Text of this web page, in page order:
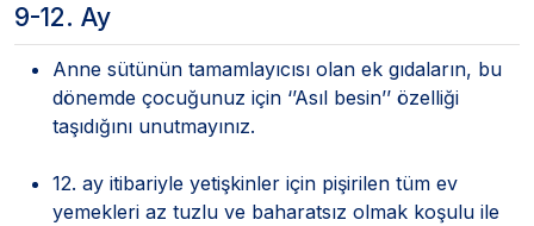
9-12. Ay
Anne sütünün tamamlayıcısı olan ek gıdaların, bu
dönemde çocuğunuz için ‘’Asıl besin’’ özelliği
taşıdığını unutmayınız.
12. ay itibariyle yetişkinler için pişirilen tüm ev
yemekleri az tuzlu ve baharatsız olmak koşulu ile